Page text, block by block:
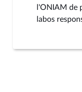
l'ONIAM de
labos